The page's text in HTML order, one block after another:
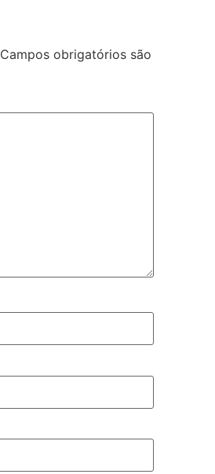
Campos obrigatórios são